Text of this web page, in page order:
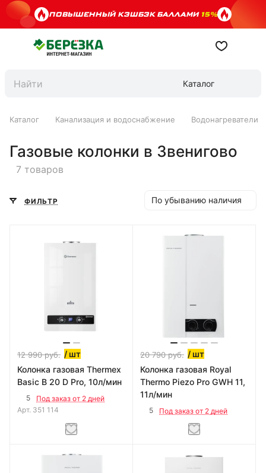
ПОВЫШЕННЫЙ КЭШБЭК БАЛЛАМИ15%
Каталог
Каталог Канализация и водоснабжение Водонагреватели
Газовые колонки в Звенигово
7 товаров
ФИЛЬТР По убыванию наличия
12 990руб. / шт
Колонка газовая Thermex
Basic B 20 D Pro, 10л/мин
5
Под заказ от 2 дней
Арт. 351 114
20 790руб. / шт
Колонка газовая Royal
Thermo Piezo Pro GWH 11,
11л/мин
5 Под заказ от 2 дней